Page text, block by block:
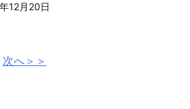
12月20日
次へ＞＞